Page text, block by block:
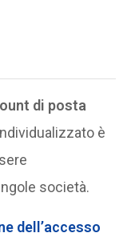
di posta
è
società.
dell’accesso